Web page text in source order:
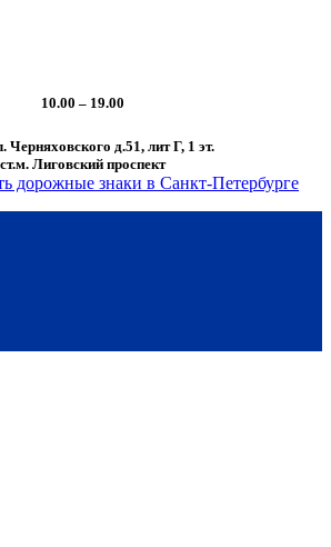
10.00 – 19.00
Черняховского д.51, лит Г, 1 эт.
cт.м. Лиговский проспект